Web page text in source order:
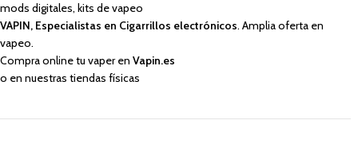
mods digitales, kits de vapeo
VAPIN, Especialistas en Cigarrillos electrónicos. Amplia oferta en
vapeo.
Compra online tu vaper en Vapin.es
o en nuestras tiendas físicas